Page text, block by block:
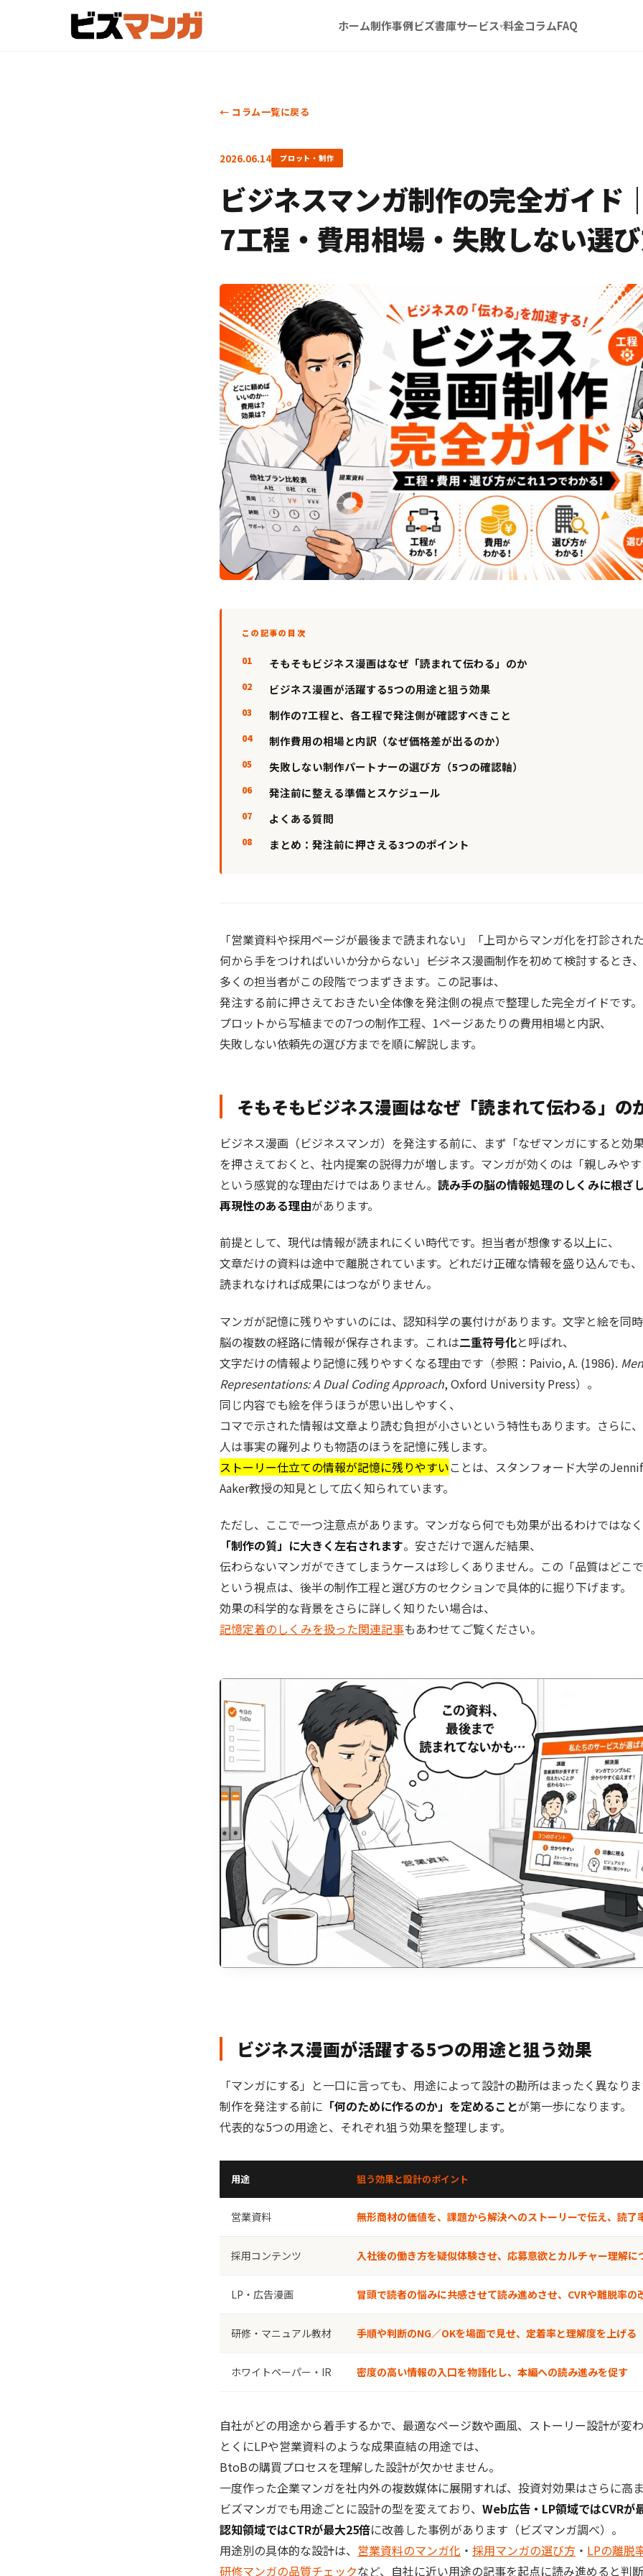
ホーム制作事例ビズ書庫サービス▾料金コラムFAQ
← コラム一覧に戻る
2026.06.14 プロット・制作
ビジネスマンガ制作の完全ガイド｜
7工程・費用相場・失敗しない選
この記事の目次
そもそもビジネス漫画はなぜ「読まれて伝わる」のか
ビジネス漫画が活躍する5つの用途と狙う効果
制作の7工程と、各工程で発注側が確認すべきこと
制作費用の相場と内訳（なぜ価格差が出るのか）
失敗しない制作パートナーの選び方（5つの確認軸）
発注前に整える準備とスケジュール
よくある質問
まとめ：発注前に押さえる3つのポイント
「営業資料や採用ページが最後まで読まれない」「上司からマンガ化を打診された
何から手をつければいいか分からない」――ビジネス漫画制作を初めて検討するとき、
多くの担当者がこの段階でつまずきます。この記事は、
発注する前に押さえておきたい全体像を発注側の視点で整理した完全ガイドです。
プロットから写植までの7つの制作工程、1ページあたりの費用相場と内訳、
失敗しない依頼先の選び方までを順に解説します。
そもそもビジネス漫画はなぜ「読まれて伝わる」の
ビジネス漫画（ビジネスマンガ）を発注する前に、まず「なぜマンガにすると効果
を押さえておくと、社内提案の説得力が増します。マンガが効くのは「親しみやす
という感覚的な理由だけではありません。 読み手の脳の情報処理のしくみに根ざし
再現性のある理由があります。
前提として、現代は情報が読まれにくい時代です。担当者が想像する以上に、
文章だけの資料は途中で離脱されています。どれだけ正確な情報を盛り込んでも、
読まれなければ成果にはつながりません。
マンガが記憶に残りやすいのには、認知科学の裏付けがあります。文字と絵を同時
脳の複数の経路に情報が保存されます。これは二重符号化と呼ばれ、
文字だけの情報より記憶に残りやすくなる理由です（参照：Paivio, A. (1986).
Representations: A Dual Coding Approach, Oxford University Press）。
同じ内容でも絵を伴うほうが思い出しやすく、
コマで示された情報は文章より読む負担が小さいという特性もあります。さらに、
人は事実の羅列よりも物語のほうを記憶に残します。
ストーリー仕立ての情報が記憶に残りやすいことは、スタンフォード大学の
Aaker教授の知見として広く知られています。
ただし、ここで一つ注意点があります。マンガなら何でも効果が出るわけではなく
「制作の質」に大きく左右されます。安さだけで選んだ結果、
伝わらないマンガができてしまうケースは珍しくありません。この「品質はどこで
という視点は、後半の制作工程と選び方のセクションで具体的に掘り下げます。
効果の科学的な背景をさらに詳しく知りたい場合は、
記憶定着のしくみを扱った関連記事もあわせてご覧ください。
ビジネス漫画が活躍する5つの用途と狙う効果
「マンガにする」と一口に言っても、用途によって設計の勘所はまったく異なりま
制作を発注する前に 「何のために作るのか」を定めることが第一歩になります。
代表的な5つの用途と、それぞれ狙う効果を整理します。
用途 狙う効果と設計のポイント
営業資料 無形商材の価値を、課題から解決へのストーリーで伝え、読了
採用コンテンツ 入社後の働き方を疑似体験させ、応募意欲とカルチャー理解に
LP・広告漫画 冒頭で読者の悩みに共感させて読み進めさせ、CVRや離脱率の
研修・マニュアル教材 手順や判断のNG／OKを場面で見せ、定着率と理解度を上げる
ホワイトペーパー・IR 密度の高い情報の入口を物語化し、本編への読み進みを促す
自社がどの用途から着手するかで、最適なページ数や画風、ストーリー設計が変わ
とくにLPや営業資料のような成果直結の用途では、
BtoBの購買プロセスを理解した設計が欠かせません。
一度作った企業マンガを社内外の複数媒体に展開すれば、投資対効果はさらに高ま
ビズマンガでも用途ごとに設計の型を変えており、 Web広告・LP領域ではCVRが
認知領域ではCTRが最大25倍に改善した事例があります（ビズマンガ調べ）。
用途別の具体的な設計は、 営業資料のマンガ化 ・ 採用マンガの選び方 ・ LPの離脱
研修マンガの品質チェックなど、自社に近い用途の記事を起点に読み進めると判断